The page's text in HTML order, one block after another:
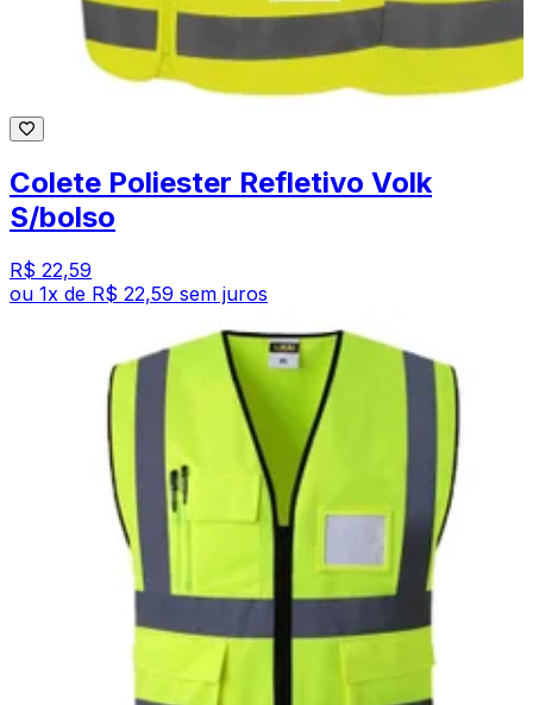
Colete Poliester Refletivo Volk
S/bolso
R$ 22,59
ou 1x de R$ 22,59 sem juros